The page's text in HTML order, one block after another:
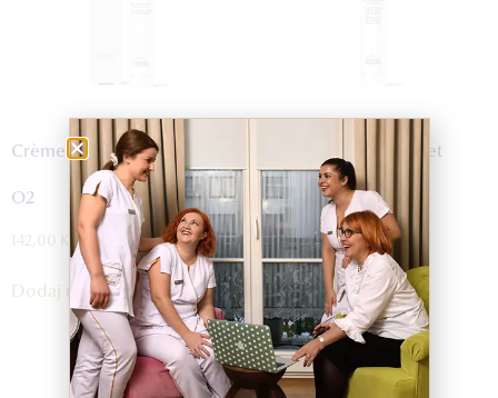
Crème Contour des Yeux VIP
O2
142,00 KM
Dodaj u korpu
Crème Contour Yeux et
Lèvres Biofixine
199,00KM
Dodaj u korpu